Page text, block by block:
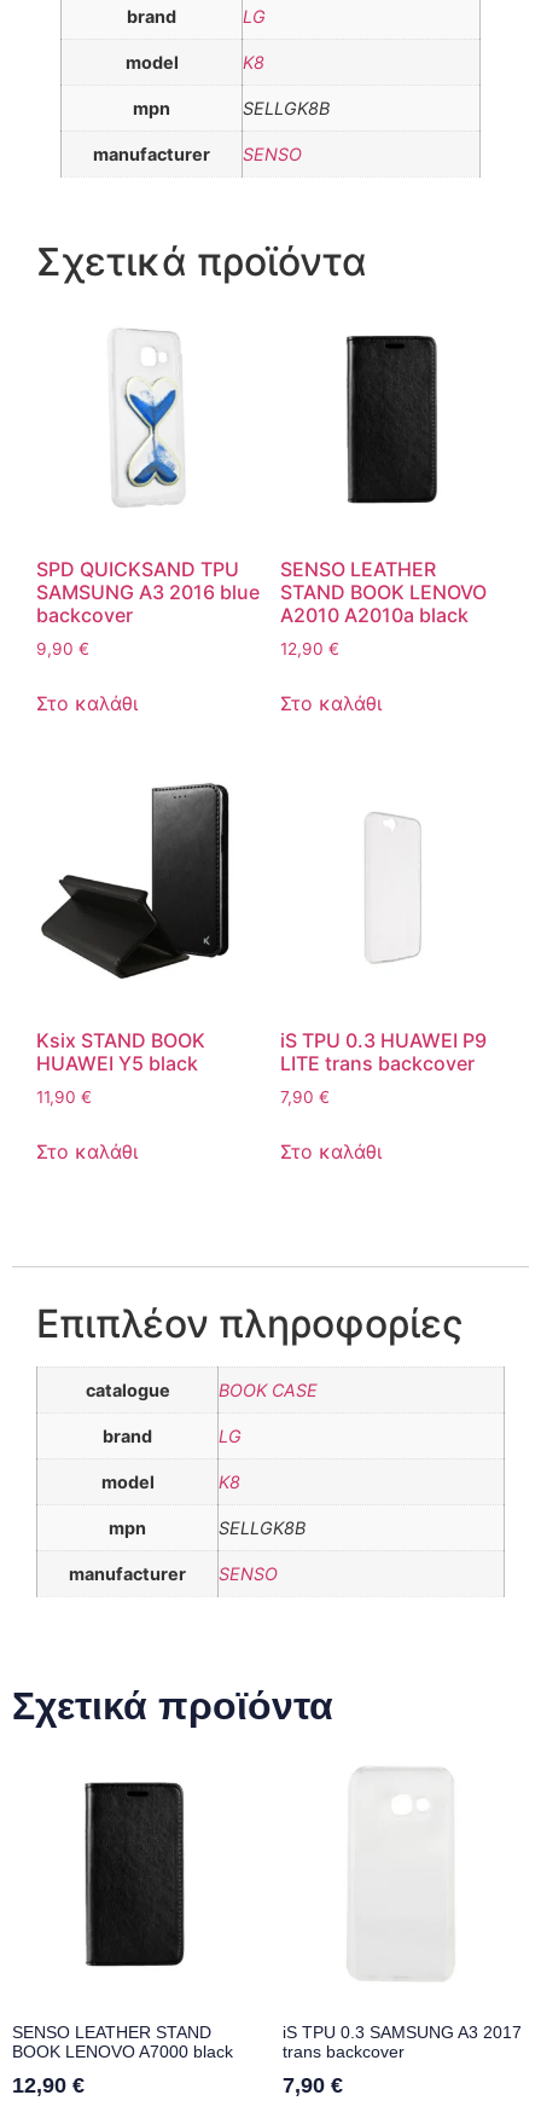
brand LG
model K8
mpn SELLGK8B
manufacturer SENSO
Σχετικά προϊόντα
SPD QUICKSAND TPU
SAMSUNG A3 2016 blue
backcover
9,90 €
Στο καλάθι
SENSO LEATHER
STAND BOOK LENOVO
A2010 A2010a black
12,90 €
Στο καλάθι
Ksix STAND BOOK
HUAWEI Y5 black
11,90 €
Στο καλάθι
iS TPU 0.3 HUAWEI P9
LITE trans backcover
7,90 €
Στο καλάθι
Επιπλέον πληροφορίες
catalogue BOOK CASE
brand LG
model K8
mpn SELLGK8B
manufacturer SENSO
Σχετικά προϊόντα
SENSO LEATHER STAND
BOOK LENOVO A7000 black
12,90 €
iS TPU 0.3 SAMSUNG A3 2017
trans backcover
7,90 €